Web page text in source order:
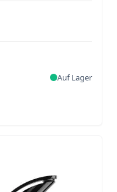
Auf Lager